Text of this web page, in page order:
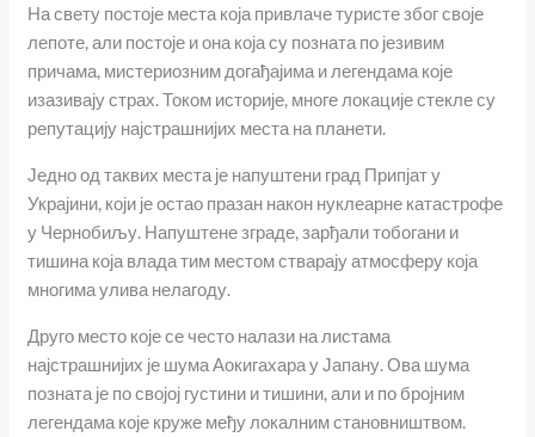
На свету постоје места која привлаче туристе због своје
лепоте, али постоје и она која су позната по језивим
причама, мистериозним догађајима и легендама које
изазивају страх. Током историје, многе локације стекле су
репутацију најстрашнијих места на планети.
Једно од таквих места је напуштени град Припјат у
Украјини, који је остао празан након нуклеарне катастрофе
у Чернобиљу. Напуштене зграде, зарђали тобогани и
тишина која влада тим местом стварају атмосферу која
многима улива нелагоду.
Друго место које се често налази на листама
најстрашнијих је шума Аокигахара у Јапану. Ова шума
позната је по својој густини и тишини, али и по бројним
легендама које круже међу локалним становништвом.